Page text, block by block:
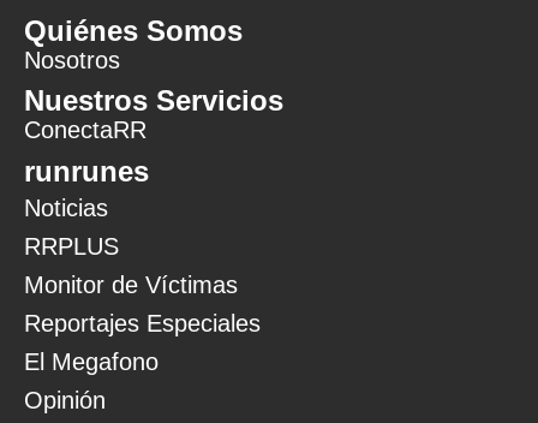
Quiénes Somos
Nosotros
Nuestros Servicios
ConectaRR
runrunes
Noticias
RRPLUS
Monitor de Víctimas
Reportajes Especiales
El Megafono
Opinión